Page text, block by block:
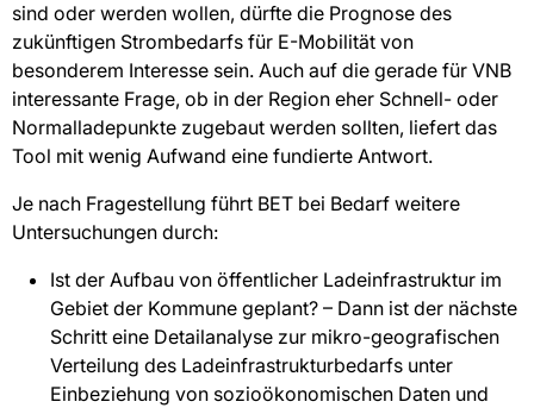
sind oder werden wollen, dürfte die Prognose des
zukünftigen Strombedarfs für E-Mobilität von
besonderem Interesse sein. Auch auf die gerade für VNB
interessante Frage, ob in der Region eher Schnell- oder
Normalladepunkte zugebaut werden sollten, liefert das
Tool mit wenig Aufwand eine fundierte Antwort.
Je nach Fragestellung führt BET bei Bedarf weitere
Untersuchungen durch:
Ist der Aufbau von öffentlicher Ladeinfrastruktur im
Gebiet der Kommune geplant? – Dann ist der nächste
Schritt eine Detailanalyse zur mikro-geografischen
Verteilung des Ladeinfrastrukturbedarfs unter
Einbeziehung von sozioökonomischen Daten und